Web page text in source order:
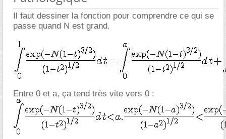
Il faut dessiner la fonction pour comprendre ce qui se
passe quand N est grand.
Entre 0 et a, ça tend très vite vers 0 :